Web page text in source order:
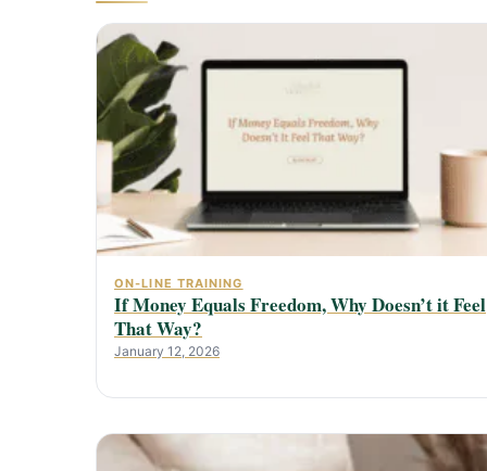
ON-LINE TRAINING
If Money Equals Freedom, Why Doesn’t it Feel
That Way?
January 12, 2026